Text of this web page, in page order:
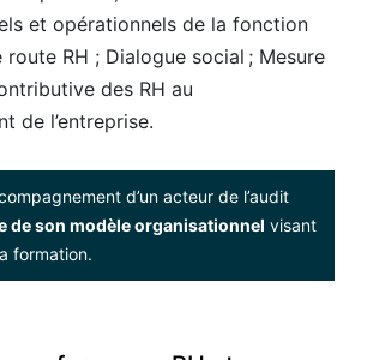
et opérationnels de la fonction
route RH ; Dialogue social ; Mesure
des RH au
de l’entreprise.
d’un acteur de l’audit
de son modèle organisationnel visant
formation.